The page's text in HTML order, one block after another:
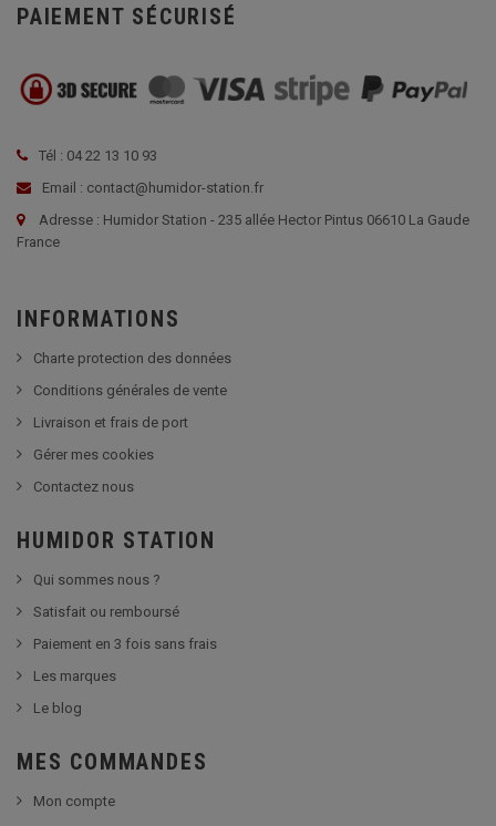
PAIEMENT SÉCURISÉ
Tél : 04 22 13 10 93
Email : contact@humidor-station.fr
Adresse : Humidor Station - 235 allée Hector Pintus 06610 La Gaude
France
INFORMATIONS
Charte protection des données
Conditions générales de vente
Livraison et frais de port
Gérer mes cookies
Contactez nous
HUMIDOR STATION
Qui sommes nous ?
Satisfait ou remboursé
Paiement en 3 fois sans frais
Les marques
Le blog
MES COMMANDES
Mon compte